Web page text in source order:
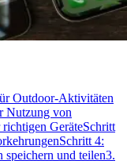
Outdoor-Aktivitäten
Nutzung von
GeräteSchritt
Schritt 4:
speichern und teilen3.